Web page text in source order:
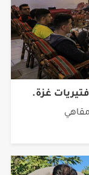
2022 ينعش مقاهي